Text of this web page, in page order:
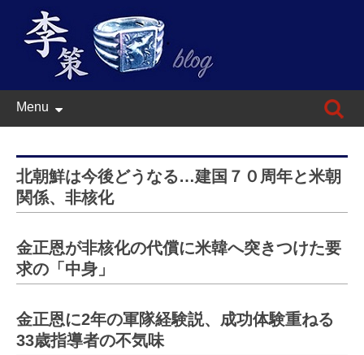
Menu
検
索:
北朝鮮は今後どうなる…建国７０周年と米朝
関係、非核化
金正恩が非核化の代償に米韓へ突きつけた要
求の「中身」
金正恩に2年の軍隊経験説、成功体験重ねる
33歳指導者の不気味